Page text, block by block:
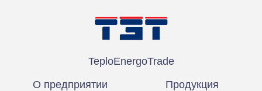
TeploEnergoTrade
О предприятии
Продукция